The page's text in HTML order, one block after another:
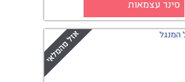
סינר עצמאות